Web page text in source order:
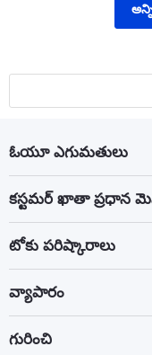
ఓయూ ఎగుమతులు
కస్టమర్ ఖాతా ప్రధాన
టోకు పరిష్కారాలు
వ్యాపారం
గురించి